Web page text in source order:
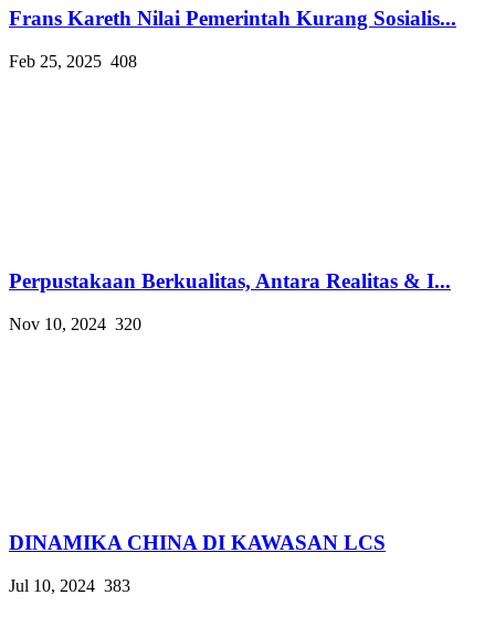
Frans Kareth Nilai Pemerintah Kurang Sosialis...
Feb 25, 2025 408
Perpustakaan Berkualitas, Antara Realitas & I...
Nov 10, 2024 320
DINAMIKA CHINA DI KAWASAN LCS
Jul 10, 2024 383